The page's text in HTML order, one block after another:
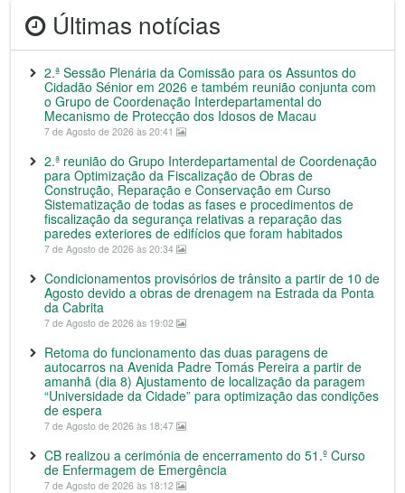
Últimas notícias
2.ª Sessão Plenária da Comissão para os Assuntos do
Cidadão Sénior em 2026 e também reunião conjunta com
o Grupo de Coordenação Interdepartamental do
Mecanismo de Protecção dos Idosos de Macau
7 de Agosto de 2026 às 20:41
2.ª reunião do Grupo Interdepartamental de Coordenação
para Optimização da Fiscalização de Obras de
Construção, Reparação e Conservação em Curso
Sistematização de todas as fases e procedimentos de
fiscalização da segurança relativas a reparação das
paredes exteriores de edifícios que foram habitados
7 de Agosto de 2026 às 20:34
Condicionamentos provisórios de trânsito a partir de 10 de
Agosto devido a obras de drenagem na Estrada da Ponta
da Cabrita
7 de Agosto de 2026 às 19:02
Retoma do funcionamento das duas paragens de
autocarros na Avenida Padre Tomás Pereira a partir de
amanhã (dia 8) Ajustamento de localização da paragem
“Universidade da Cidade” para optimização das condições
de espera
7 de Agosto de 2026 às 18:47
CB realizou a cerimónia de encerramento do 51.º Curso
de Enfermagem de Emergência
7 de Agosto de 2026 às 18:12